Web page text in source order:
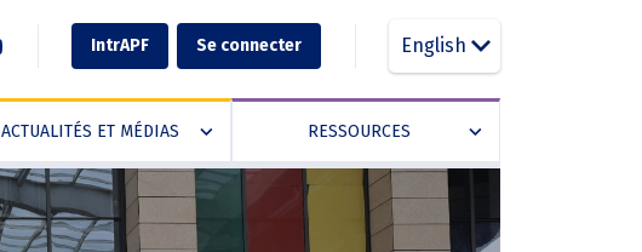
IntrAPF Se connecter English
ACTUALITÉS ET MÉDIAS » RESSOURCES »